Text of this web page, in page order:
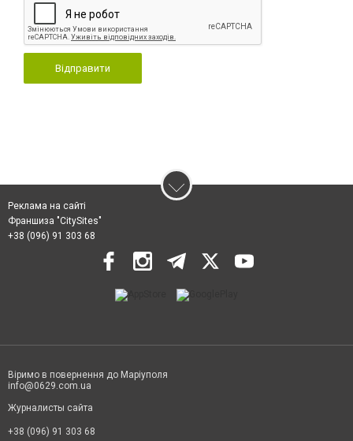
Відправити
Реклама на сайті
Франшиза "CitySites"
+38 (096) 91 303 68
Віримо в повернення до Маріуполя
info@0629.com.ua
Журналисты сайта
+38 (096) 91 303 68